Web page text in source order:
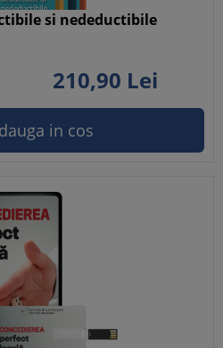
si nedeductibile
210,90 Lei
in cos